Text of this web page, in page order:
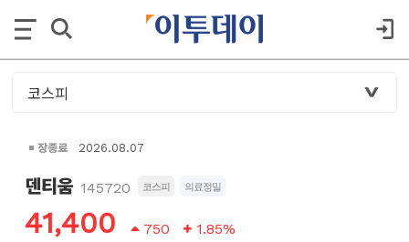
장종료 2026.08.07
덴티움 145720 코스피 의료정밀
41,400 750 1.85%